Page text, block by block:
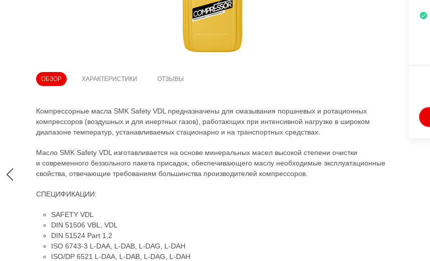
ОБЗОР ХАРАКТЕРИСТИКИ ОТЗЫВЫ
Компрессорные масла SMK Safety VDL предназначены для смазывания поршневых и ротационных
компрессоров (воздушных и для инертных газов), работающих при интенсивной нагрузке в широком
диапазоне температур, устанавливаемых стационарно и на транспортных средствах.
Масло SMK Safety VDL изготавливается на основе минеральных масел высокой степени очистки
и современного беззольного пакета присадок, обеспечивающего маслу необходимые эксплуатационные
свойства, отвечающие требованиям большинства производителей компрессоров.
СПЕЦИФИКАЦИИ:
SAFETY VDL
DIN 51506 VBL, VDL
DIN 51524 Part 1,2
ISO 6743-3 L-DAA, L-DAB, L-DAG, L-DAH
ISO/DP 6521 L-DAA, L-DAB, L-DAG, L-DAH